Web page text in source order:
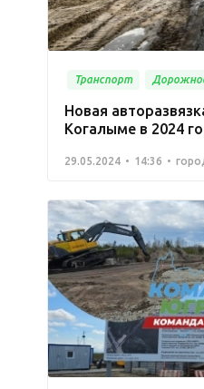
Транспорт
Новая
Когалыме в 2024
29.05.2024 14:36